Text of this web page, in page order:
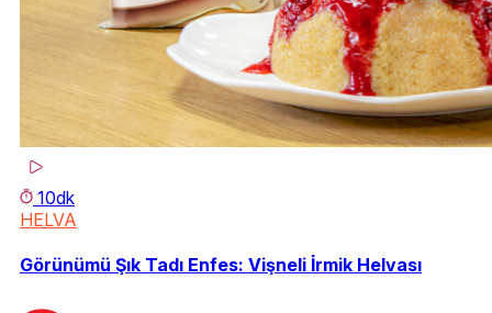
10dk
HELVA
Görünümü Şık Tadı Enfes: Vişneli İrmik Helvası